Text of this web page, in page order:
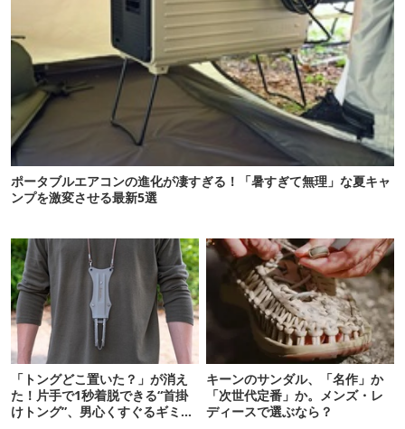
ポータブルエアコンの進化が凄すぎる！「暑すぎて無理」な夏キャ
ンプを激変させる最新5選
「トングどこ置いた？」が消え
た！片手で1秒着脱できる“首掛
けトング”、男心くすぐるギミッ
キーンのサンダル、「名作」か
「次世代定番」か。メンズ・レ
ディースで選ぶなら？